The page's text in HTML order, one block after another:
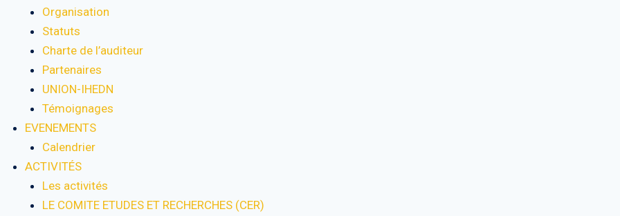
Organisation
Statuts
Charte de l’auditeur
Partenaires
UNION-IHEDN
Témoignages
EVENEMENTS
Calendrier
ACTIVITÉS
Les activités
LE COMITE ETUDES ET RECHERCHES (CER)